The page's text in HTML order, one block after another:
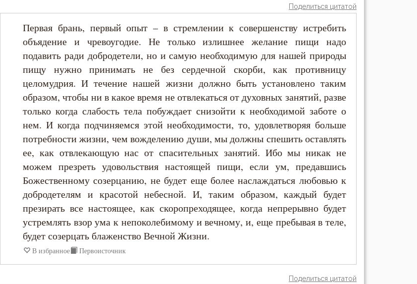
Исидор Пелусиот
Лев Оптинский (Наголкин)
Максим Грек
Максим Исповедник
Марк Подвижник
Никодим Святогорец
Нил Синайский
Петр Дамаскин
Симеон Новый Богослов
Поделиться цитатой
Первая брань, первый опыт – в стремлении к совершенству истребить
объядение и чревоугодие. Не только излишнее желание пищи надо
подавить ради добродетели, но и самую необходимую для нашей природы
пищу нужно принимать не без сердечной скорби, как противницу
целомудрия. И течение нашей жизни должно быть установлено таким
образом, чтобы ни в какое время не отвлекаться от духовных занятий, разве
только когда слабость тела побуждает снизойти к необходимой заботе о
нем. И когда подчиняемся этой необходимости, то, удовлетворяя больше
потребности жизни, чем вожделению души, мы должны спешить оставлять
ее, как отвлекающую нас от спасительных занятий. Ибо мы никак не
можем презреть удовольствия настоящей пищи, если ум, предавшись
Божественному созерцанию, не будет еще более наслаждаться любовью к
добродетелям и красотой небесной. И, таким образом, каждый будет
презирать все настоящее, как скоропреходящее, когда непрерывно будет
устремлять взор ума к непоколебимому и вечному, и, еще пребывая в теле,
будет созерцать блаженство Вечной Жизни.
В избранное Первоисточник
Поделиться цитатой